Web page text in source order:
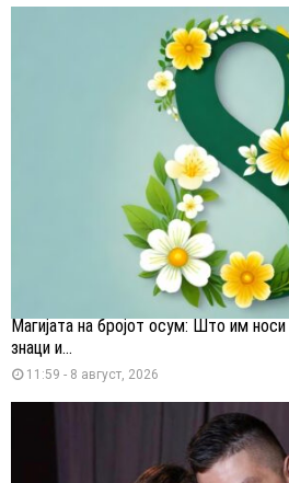
Магијата на бројот осум: Што им
знаци и...
11:59 - 8 август, 2026